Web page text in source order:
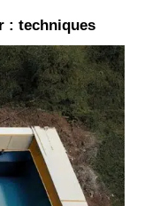
: techniques